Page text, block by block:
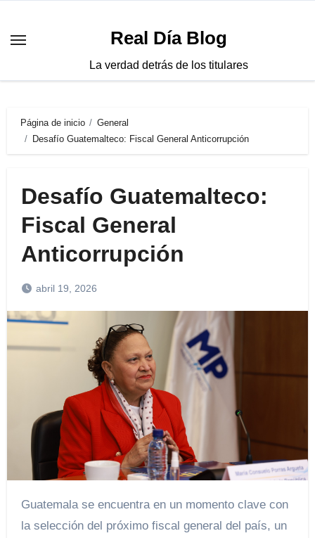
contenido
Real Día Blog
La verdad detrás de los titulares
Página de inicio
General
Desafío Guatemalteco: Fiscal General Anticorrupción
Desafío Guatemalteco:
Fiscal General
Anticorrupción
abril 19, 2026
Guatemala se encuentra en un momento clave con
la selección del próximo fiscal general del país, un